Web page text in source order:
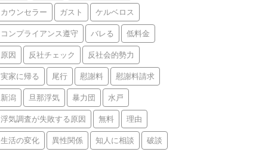
カウンセラー ガスト ケルベロス
コンプライアンス遵守 バレる 低料金
原因 反社チェック 反社会的勢力
実家に帰る 尾行 慰謝料 慰謝料請求
新潟 旦那浮気 暴力団 水戸
浮気調査が失敗する原因 無料 理由
生活の変化 異性関係 知人に相談 破談